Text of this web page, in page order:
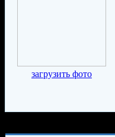
загрузить фото